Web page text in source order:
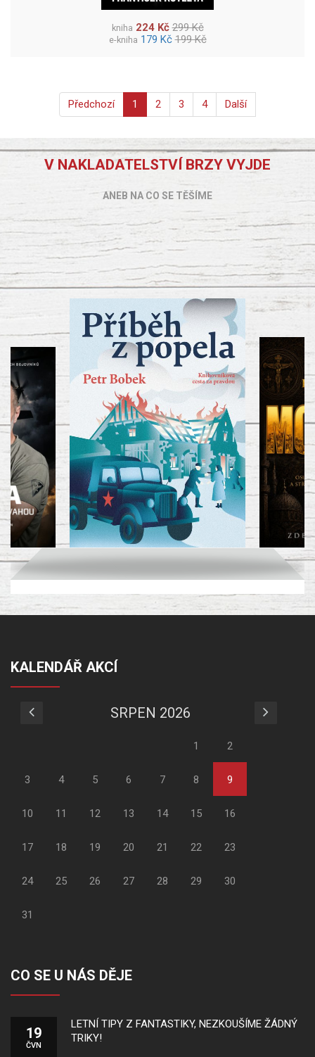
kniha 224 Kč 299 Kč
e-kniha 179 Kč 199 Kč
Předchozí 1 2 3 4 Další
V NAKLADATELSTVÍ BRZY VYJDE
ANEB NA CO SE TĚŠÍME
KALENDÁŘ AKCÍ
SRPEN 2026
1 2
3 4 5 6 7 8 9
10 11 12 13 14 15 16
17 18 19 20 21 22 23
24 25 26 27 28 29 30
31
CO SE U NÁS DĚJE
19
ČVN
LETNÍ TIPY Z FANTASTIKY, NEZKOUŠÍME ŽÁDNÝ
TRIKY!